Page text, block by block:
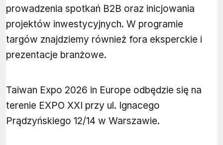
prowadzenia spotkań B2B oraz inicjowania
projektów inwestycyjnych. W programie
targów znajdziemy również fora eksperckie i
prezentacje branżowe.
Taiwan Expo 2026 in Europe odbędzie się na
terenie EXPO XXI przy ul. Ignacego
Prądzyńskiego 12/14 w Warszawie.